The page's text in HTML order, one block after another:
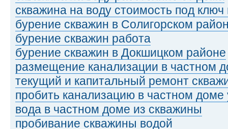
скважина на воду стоимость под ключ
бурение скважин в Солигорском
бурение скважин работа
бурение скважин в Докшицком районе
размещение канализации в частном
текущий и капитальный ремонт
пробить канализацию в частном доме
вода в частном доме из скважины
пробивание скважины водой